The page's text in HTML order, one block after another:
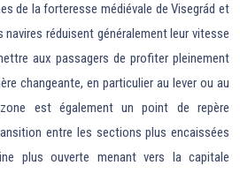
de la forteresse médiévale de Visegrád et
réduisent généralement leur vitesse
aux passagers de profiter pleinement
changeante, en particulier au lever ou au
est également un point de repère
entre les sections plus encaissées
plus ouverte menant vers la capitale